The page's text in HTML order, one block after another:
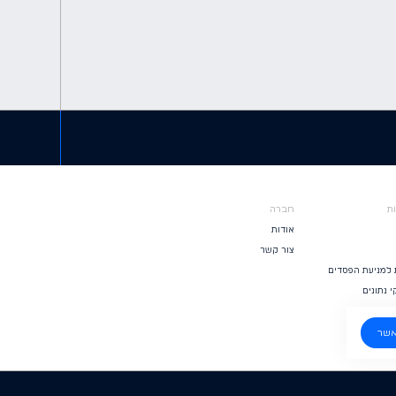
למניעת הפסדים
נתונים
חברה
אודות
צור קשר
אשר